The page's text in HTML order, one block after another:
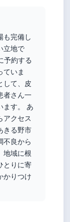
も完備し
立地で
予約する
ていま
して、皮
者さん一
ます。 あ
アクセス
きる野市
不良から
地域に根
とりに寄
かりつけ